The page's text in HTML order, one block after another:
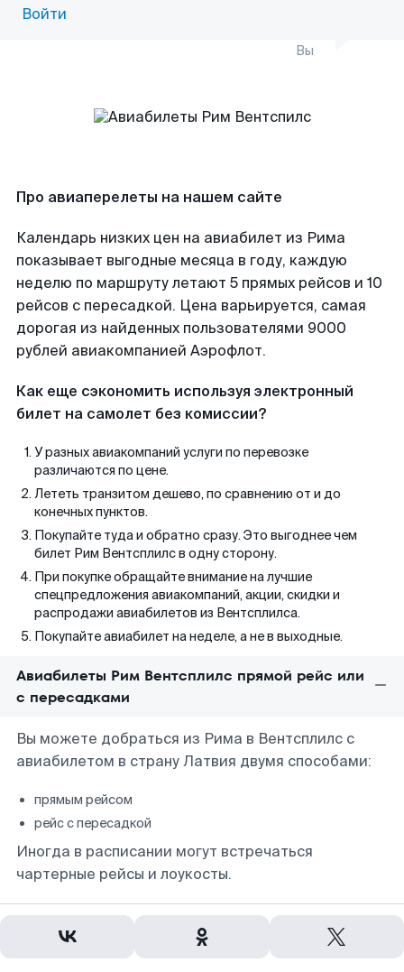
Войти
Вы
Про авиаперелеты на нашем сайте
Календарь низких цен на авиабилет из Рима
показывает выгодные месяца в году, каждую
неделю по маршруту летают 5 прямых рейсов и 10
рейсов с пересадкой. Цена варьируется, самая
дорогая из найденных пользователями 9000
рублей авиакомпанией Аэрофлот.
Как еще сэкономить используя электронный
билет на самолет без комиссии?
У разных авиакомпаний услуги по перевозке
различаются по цене.
Лететь транзитом дешево, по сравнению от и до
конечных пунктов.
Покупайте туда и обратно сразу. Это выгоднее чем
билет Рим Вентсплилс в одну сторону.
При покупке обращайте внимание на лучшие
спецпредложения авиакомпаний, акции, скидки и
распродажи авиабилетов из Вентсплилса.
Покупайте авиабилет на неделе, а не в выходные.
Авиабилеты Рим Вентсплилс прямой рейс или
с пересадками
Вы можете добраться из Рима в Вентсплилс с
авиабилетом в страну Латвия двумя способами:
прямым рейсом
рейс с пересадкой
Иногда в расписании могут встречаться
чартерные рейсы и лоукосты.